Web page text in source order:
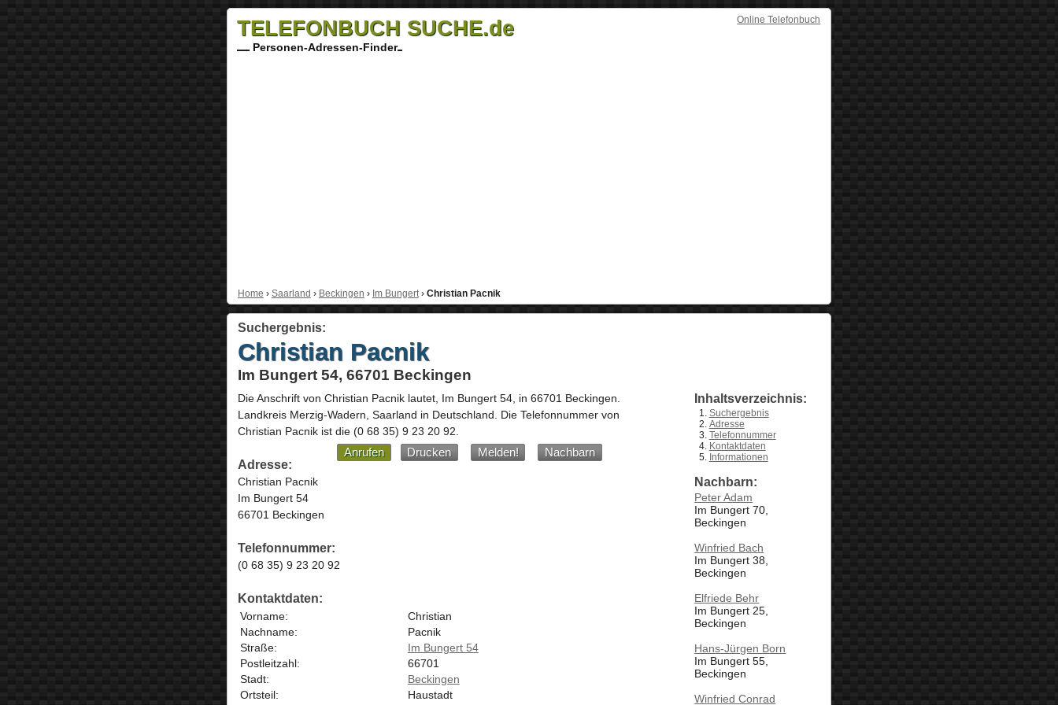
Online Telefonbuch
TELEFONBUCH SUCHE.de
Personen-Adressen-Finder
Home › Saarland › Beckingen › Im Bungert› Christian Pacnik
Suchergebnis:
Christian Pacnik
Im Bungert 54, 66701 Beckingen
Die Anschrift von Christian Pacniklautet, Im Bungert 54, in 66701 Beckingen
Landkreis Merzig-Wadern, Saarland in Deutschland
Die Telefonnummer von
Christian Pacnik ist die (0 68 35) 9 23 20 92
Anrufen Drucken Melden!
Nachbarn
Adresse:
Christian Pacnik
Im Bungert 54
66701 Beckingen
Telefonnummer:
(0 68 35) 9 23 20 92
Kontaktdaten:
Vorname:
Christian
Nachname:
Pacnik
Straße:
Im Bungert 54
Postleitzahl:
66701
Stadt:
Beckingen
Ortsteil:
Haustadt
Inhaltsverzeichnis:
Suchergebnis
Adresse
Telefonnummer
Kontaktdaten
Informationen
Nachbarn:
Peter Adam
Im Bungert 70,
Beckingen
Winfried Bach
Im Bungert 38,
Beckingen
Elfriede Behr
Im Bungert 25,
Beckingen
Hans-Jürgen Born
Im Bungert 55,
Beckingen
Winfried Conrad